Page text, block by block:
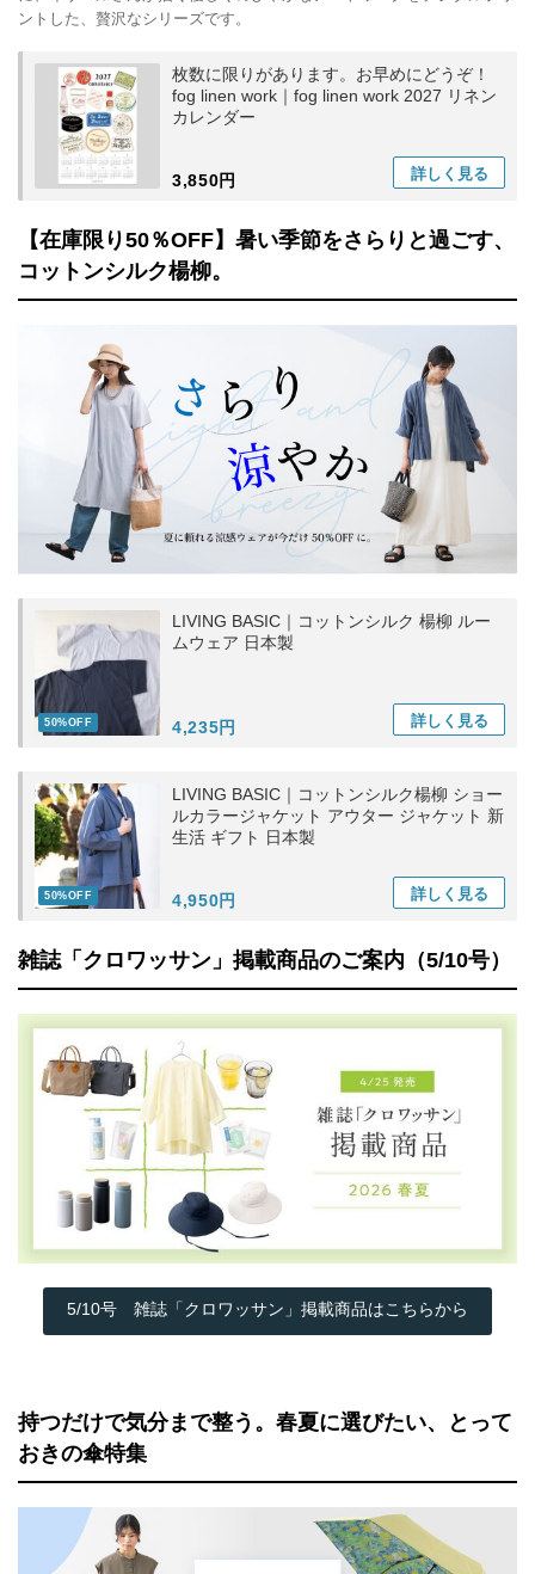
ントした、贅沢なシリーズです。
枚数に限りがあります。お早めにどうぞ！
fog linen work｜fog linen work 2027 リネン
カレンダー
3,850円 詳しく 見る
【在庫限り50％OFF】暑い季節をさらりと過ごす、
コットンシルク楊柳。
50%OFF
LIVING BASIC｜コットンシルク 楊柳 ルー
ムウェア 日本製
4,235円 詳しく 見る
50%OFF
LIVING BASIC｜コットンシルク楊柳 ショー
ルカラージャケット アウター ジャケット 新
生活 ギフト 日本製
4,950円 詳しく 見る
雑誌「クロワッサン」掲載商品のご案内（5/10号）
5/10号 雑誌「クロワッサン」掲載商品はこちらから
持つだけで気分まで整う。春夏に選びたい、とって
おきの傘特集